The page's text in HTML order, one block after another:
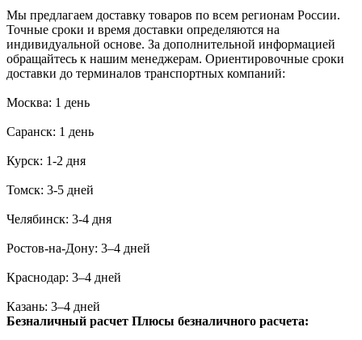
Мы предлагаем доставку товаров по всем регионам России.
Точные сроки и время доставки определяются на
индивидуальной основе. За дополнительной информацией
обращайтесь к нашим менеджерам. Ориентировочные сроки
доставки до терминалов транспортных компаний:
Москва: 1 день
Саранск: 1 день
Курск: 1-2 дня
Томск: 3-5 дней
Челябинск: 3-4 дня
Ростов-на-Дону: 3–4 дней
Краснодар: 3–4 дней
Казань: 3–4 дней
Безналичный расчет Плюсы безналичного расчета: